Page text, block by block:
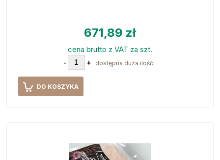
671,89 zł
cena brutto z VAT za szt.
- + dostępna duża ilość
DO KOSZYKA